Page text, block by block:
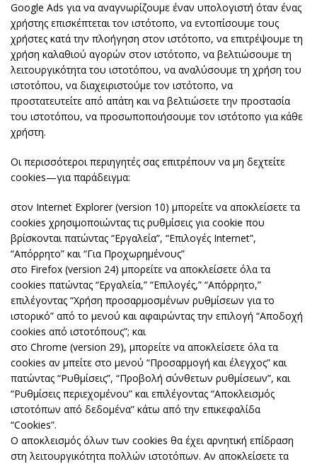
Google Ads για να αναγνωρίζουμε έναν υπολογιστή όταν ένας
χρήστης επισκέπτεται τον ιστότοπο, να εντοπίσουμε τους
χρήστες κατά την πλοήγηση στον ιστότοπο, να επιτρέψουμε τη
χρήση καλαθιού αγορών στον ιστότοπο, να βελτιώσουμε τη
λειτουργικότητα του ιστοτόπου, να αναλύσουμε τη χρήση του
ιστοτόπου, να διαχειριστούμε τον ιστότοπο, να
προστατευτείτε από απάτη και να βελτιώσετε την προστασία
του ιστοτόπου, να προσωποποιήσουμε τον ιστότοπο για κάθε
χρήστη.
Οι περισσότεροι περιηγητές σας επιτρέπουν να μη δεχτείτε
cookies—για παράδειγμα:
στον Internet Explorer (version 10) μπορείτε να αποκλείσετε τα
cookies χρησιμοποιώντας τις ρυθμίσεις για cookie που
βρίσκονται πατώντας “Εργαλεία”, “Επιλογές Internet”,
“Απόρρητο” και “Για Προχωρημένους”
στο Firefox (version 24) μπορείτε να αποκλείσετε όλα τα
cookies πατώντας “Εργαλεία,” “Επιλογές,” “Απόρρητο,”
επιλέγοντας “Χρήση προσαρμοσμένων ρυθμίσεων για το
ιστορικό” από το μενού και αφαιρώντας την επιλογή “Αποδοχή
cookies από ιστοτόπους”; και
στο Chrome (version 29), μπορείτε να αποκλείσετε όλα τα
cookies αν μπείτε στο μενού “Προσαρμογή και έλεγχος” και
πατώντας “Ρυθμίσεις”, “Προβολή σύνθετων ρυθμίσεων”, και
“Ρυθμίσεις περιεχομένου” και επιλέγοντας “Αποκλεισμός
ιστοτόπων από δεδομένα” κάτω από την επικεφαλίδα
“Cookies”.
Ο αποκλεισμός όλων των cookies θα έχει αρνητική επίδραση
στη λειτουργικότητα πολλών ιστοτόπων. Αν αποκλείσετε τα